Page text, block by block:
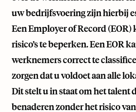
uw bedrijfsvoering zijn hierbij
Een Employer of Record (EOR)
risico’s te beperken. Een EOR
werknemers correct te
zorgen dat u voldoet aan alle
Dit stelt u in staat om het talent
benaderen zonder het risico